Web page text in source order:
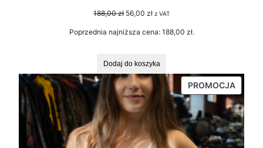
188,00zł Pierwotna
wynosiła:
56,00 złAktualna
wynosi:
z VAT
Poprzednia najniższa cena: 188,00 zł.
Dodaj do koszyka
PROMOCJA
W